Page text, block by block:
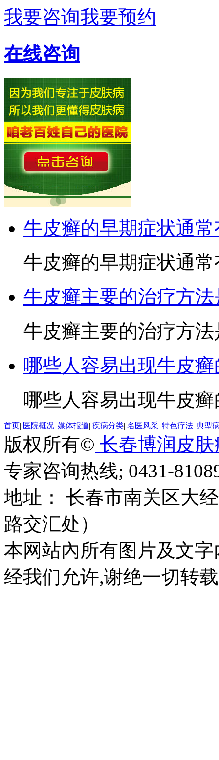
我要咨询我要预约
在线咨询
牛皮癣的早期症状通常
牛皮癣的早期症状通
牛皮癣主要的治疗方法
牛皮癣主要的治疗方
哪些人容易出现牛皮癣
哪些人容易出现牛皮
首页| 医院概况| 媒体报道| 疾病分类| 名医风采| 特色疗法| 典型
版权所有© 长春博润皮
专家咨询热线; 0431-
地址： 长春市南关区大
路交汇处）
本网站內所有图片及文
经我们允许,谢绝一切转载